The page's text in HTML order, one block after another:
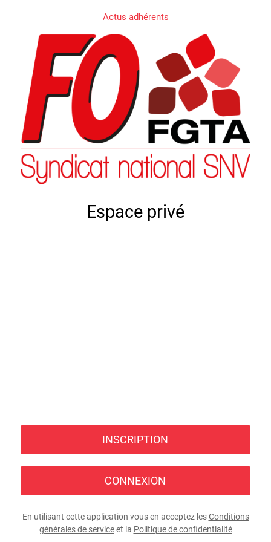
Actus adhérents
Espace privé
INSCRIPTION
CONNEXION
En utilisant cette application vous en acceptez lesConditions
générales de serviceet la Politique de confidentialité